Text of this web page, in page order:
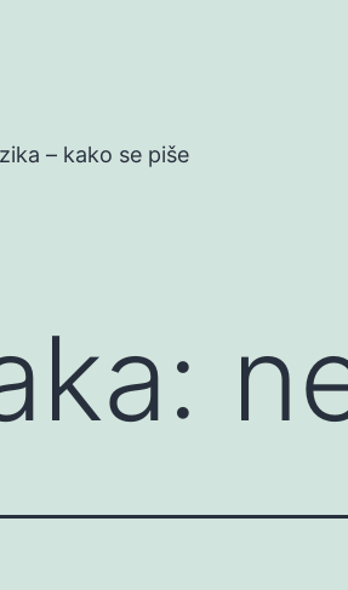
– kako se piše